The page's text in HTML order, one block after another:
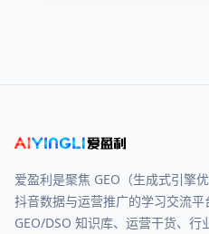
爱盈利是聚焦 GEO（生成式引擎
抖音数据与运营推广的学习交流平
GEO/DSO 知识库、运营干货、行